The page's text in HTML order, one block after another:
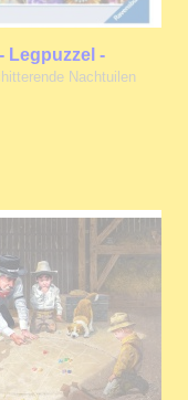
Legpuzzel -
- 300XL
Nachtuilen